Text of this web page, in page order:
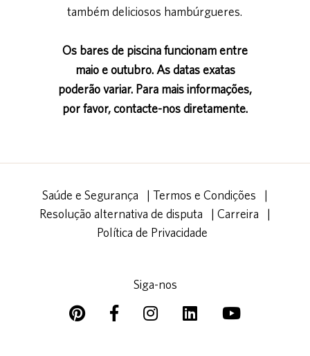
também deliciosos hambúrgueres.
Os bares de piscina funcionam entre
maio e outubro. As datas exatas
poderão variar. Para mais informações,
por favor, contacte-nos diretamente.
Saúde e Segurança | Termos e Condições
|
Resolução alternativa de disputa
| Carreira
|
Política de Privacidade
Siga-nos